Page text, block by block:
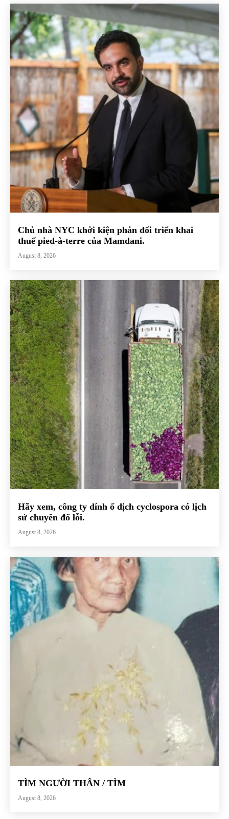
Chủ nhà NYC khởi kiện phản đối triển khai
thuế pied-à-terre của Mamdani.
August 8, 2026
Hãy xem, công ty dính ổ dịch cyclospora có lịch
sử chuyên đổ lỗi.
August 8, 2026
TÌM NGƯỜI THÂN / TÌM
August 8, 2026